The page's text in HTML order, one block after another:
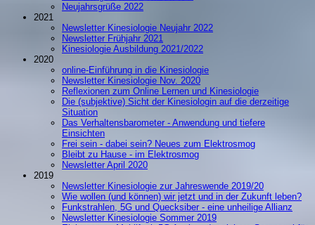
Neujahrsgrüße 2022
2021
Newsletter Kinesiologie Neujahr 2022
Newsletter Frühjahr 2021
Kinesiologie Ausbildung 2021/2022
2020
online-Einführung in die Kinesiologie
Newsletter Kinesiologie Nov. 2020
Reflexionen zum Online Lernen und Kinesiologie
Die (subjektive) Sicht der Kinesiologin auf die derzeitige
Situation
Das Verhaltensbarometer - Anwendung und tiefere
Einsichten
Frei sein - dabei sein? Neues zum Elektrosmog
Bleibt zu Hause - im Elektrosmog
Newsletter April 2020
2019
Newsletter Kinesiologie zur Jahreswende 2019/20
Wie wollen (und können) wir jetzt und in der Zukunft leben?
Funkstrahlen, 5G und Quecksiber - eine unheilige Allianz
Newsletter Kinesiologie Sommer 2019